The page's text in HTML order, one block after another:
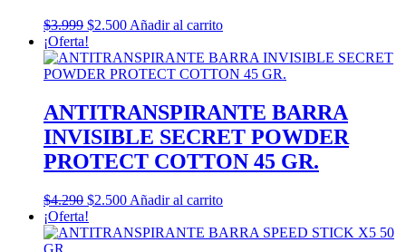
$3.999 El
precio
original
era:
$2.500El
actual
es:
Añadir al carrito
¡Oferta!
ANTITRANSPIRANTE BARRA
INVISIBLE SECRET POWDER
PROTECT COTTON 45 GR.
$4.290 El
precio
original
$2.500El
actual
Añadir al carrito
¡Oferta!